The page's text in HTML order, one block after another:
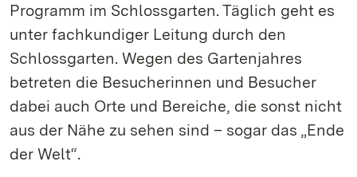
Programm im Schlossgarten. Täglich geht es
unter fachkundiger Leitung durch den
Schlossgarten. Wegen des Gartenjahres
betreten die Besucherinnen und Besucher
dabei auch Orte und Bereiche, die sonst nicht
aus der Nähe zu sehen sind – sogar das „Ende
der Welt“.